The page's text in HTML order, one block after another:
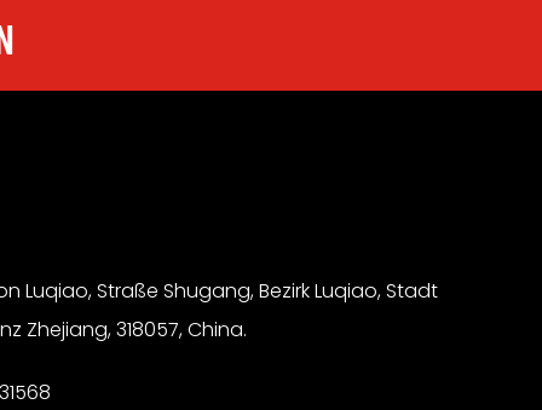
Luqiao, Straße Shugang, Bezirk Luqiao, Stadt
Zhejiang, 318057, China.